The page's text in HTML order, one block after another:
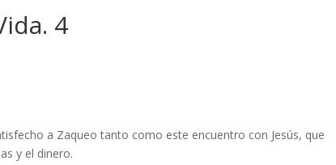
4
a Zaqueo tanto como este encuentro con Jesús, que
y el dinero.